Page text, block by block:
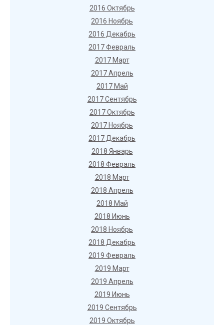
2016 Октябрь
2016 Ноябрь
2016 Декабрь
2017 Февраль
2017 Март
2017 Апрель
2017 Май
2017 Сентябрь
2017 Октябрь
2017 Ноябрь
2017 Декабрь
2018 Январь
2018 Февраль
2018 Март
2018 Апрель
2018 Май
2018 Июнь
2018 Ноябрь
2018 Декабрь
2019 Февраль
2019 Март
2019 Апрель
2019 Июнь
2019 Сентябрь
2019 Октябрь